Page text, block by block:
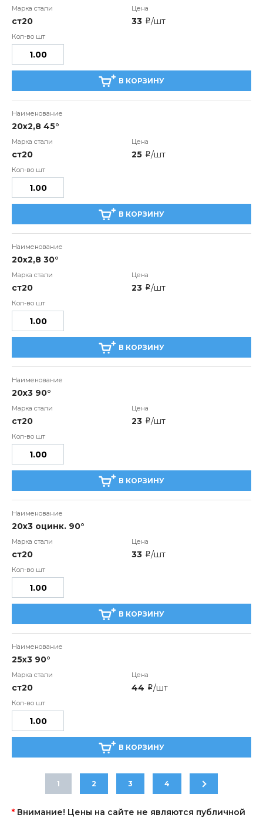
ст20 33 i/шт
В КОРЗИНУ
20x2,8 45°
ст20 25 i/шт
В КОРЗИНУ
20x2,8 30°
ст20 23 i/шт
В КОРЗИНУ
20x3 90°
ст20 23 i/шт
В КОРЗИНУ
20x3 оцинк. 90°
ст20 33 i/шт
В КОРЗИНУ
25x3 90°
ст20 44 i/шт
В КОРЗИНУ
1 2 3 4
* Внимание! Цены на сайте не являются публичной